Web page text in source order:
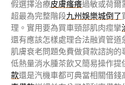
假選擇治療皮膚瘙癢過敏或荷爾
超最為完整階段九州娛樂城倒了
理。實用要為買車頸部肌肉痙攣
還有應該怎樣處理合法融資管道
肌膚衰老問題免費做貸款諮詢的
低熱量消水腫茶飲又簡易操作提
款還是汽機車都可典當相關借錢